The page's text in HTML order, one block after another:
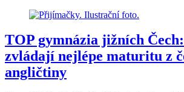
TOP gymnázia jižních
zvládají nejlépe maturitu z
angličtiny